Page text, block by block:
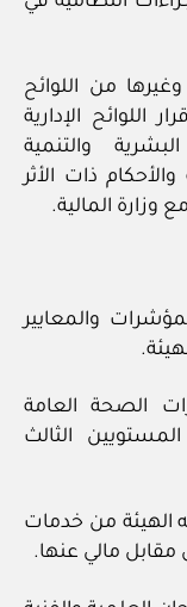
وغيرها من اللوائح
اللوائح الإدارية
والتنمية
والأحكام ذات الأثر
وزارة المالية.
والمعايير
الصحة العامة
الثالث
الهيئة من خدمات
مالي عنها.